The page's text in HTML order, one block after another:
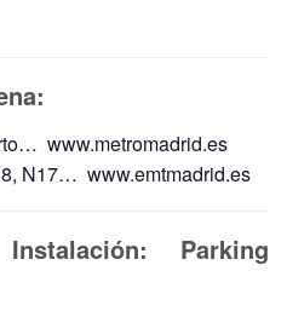
www.metromadrid.es
N17… www.emtmadrid.es
Parking